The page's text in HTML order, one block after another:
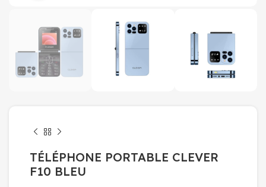
TÉLÉPHONE PORTABLE CLEVER
F10 BLEU